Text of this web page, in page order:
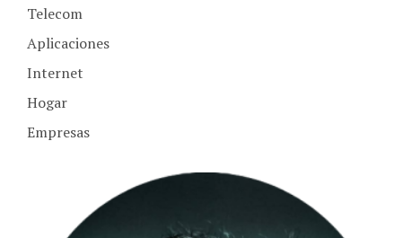
Aplicaciones
Internet
Hogar
Empresas